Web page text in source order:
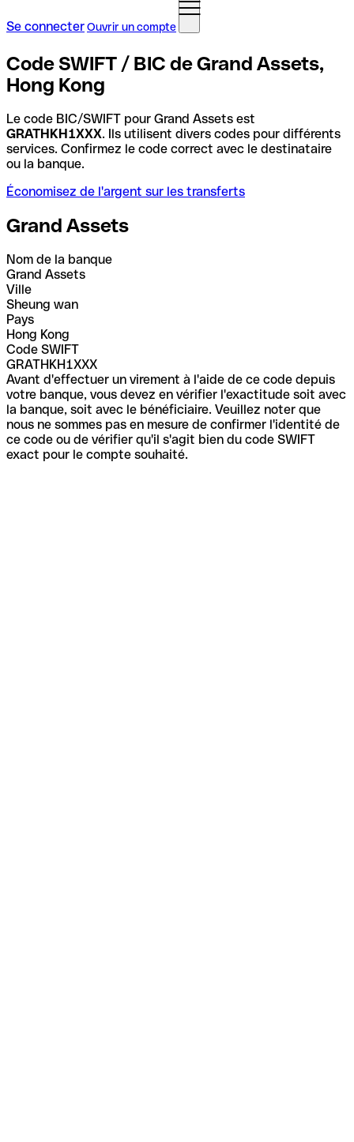
Se connecterOuvrir un compte
Code SWIFT / BIC de Grand Assets,
Hong Kong
Le code BIC/SWIFT pour Grand Assets est
GRATHKH1XXX. Ils utilisent divers codes pour différents
services. Confirmez le code correct avec le destinataire
ou la banque.
Économisez de l'argent sur les transferts
Grand Assets
Nom de la banque
Grand Assets
Ville
Sheung wan
Pays
Hong Kong
Code SWIFT
GRATHKH1XXX
Avant d'effectuer un virement à l'aide de ce code depuis
votre banque, vous devez en vérifier l'exactitude soit avec
la banque, soit avec le bénéficiaire. Veuillez noter que
nous ne sommes pas en mesure de confirmer l'identité de
ce code ou de vérifier qu'il s'agit bien du code SWIFT
exact pour le compte souhaité.